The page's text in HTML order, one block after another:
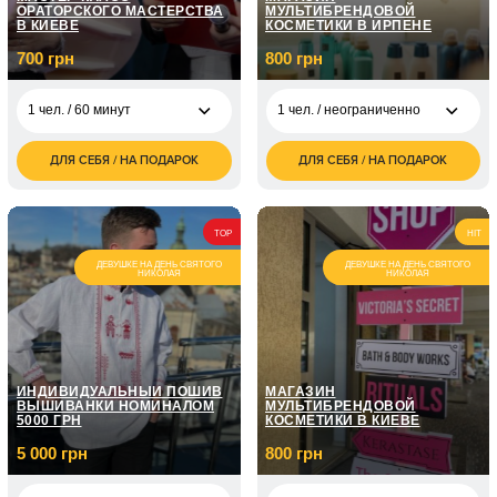
ОРАТОРСКОГО МАСТЕРСТВА
В КИЕВЕ
700 грн
1 чел. / 60 минут
грн
1 чел. / Курс
мастерства / 8
занятий по 1 часу
5 050
грн
1 чел. / Курс
ораторского
мастерства / 12
занятий по 1 часу
7 150
грн
ДЛЯ СЕБЯ / НА ПОДАРОК
МУЛЬТИБРЕНДОВОЙ
КОСМЕТИКИ В ИРПЕНЕ
800 грн
1 чел. / неограниченно
1 чел. /
неограниченно
грн
1 чел. /
неограниченно
1 200
грн
неограниченно
грн
1 чел. /
неограниченно
2 000
грн
ДЛЯ СЕБЯ / НА ПОДАРОК
TOP
ДЕВУШКЕ НА ДЕНЬ СВЯТОГО
НИКОЛАЯ
ИНДИВИДУАЛЬНЫЙ ПОШИВ
ВЫШИВАНКИ НОМИНАЛОМ
5000 ГРН
5 000 грн
HIT
ДЕВУШКЕ НА ДЕНЬ СВЯТОГО
НИКОЛАЯ
МАГАЗИН
МУЛЬТИБРЕНДОВОЙ
КОСМЕТИКИ В КИЕВЕ
800 грн